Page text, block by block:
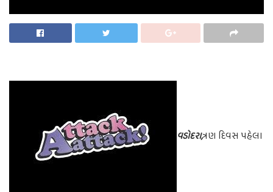
વડોદરા,ત્રણ દિવસ પહેલા